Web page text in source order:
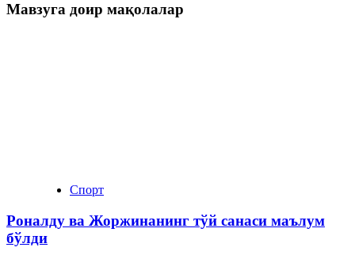
Мавзуга доир мақолалар
Спорт
Роналду ва Жоржинанинг тўй санаси маълум
бўлди